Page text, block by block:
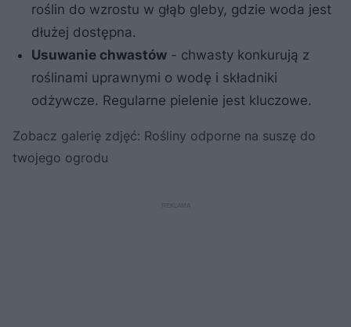
roślin do wzrostu w głąb gleby, gdzie woda jest
dłużej dostępna.
Usuwanie chwastów - chwasty konkurują z
roślinami uprawnymi o wodę i składniki
odżywcze. Regularne pielenie jest kluczowe.
Zobacz galerię zdjęć: Rośliny odporne na suszę do
twojego ogrodu